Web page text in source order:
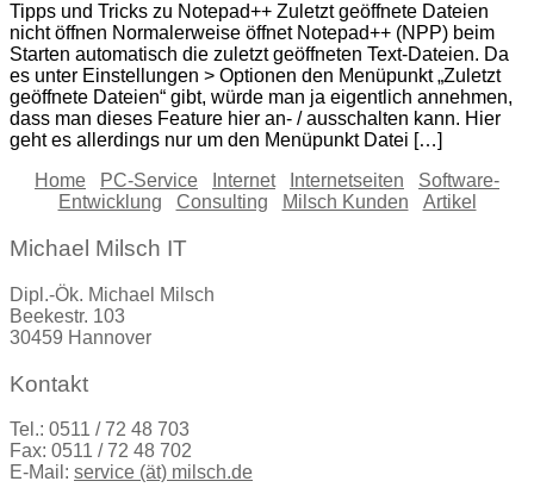
Tipps und Tricks zu Notepad++ Zuletzt geöffnete Dateien
nicht öffnen Normalerweise öffnet Notepad++ (NPP) beim
Starten automatisch die zuletzt geöffneten Text-Dateien. Da
es unter Einstellungen > Optionen den Menüpunkt „Zuletzt
geöffnete Dateien“ gibt, würde man ja eigentlich annehmen,
dass man dieses Feature hier an- / ausschalten kann. Hier
geht es allerdings nur um den Menüpunkt Datei […]
Home
PC-Service Internet Internetseiten
Software-
Entwicklung
Consulting Milsch Kunden Artikel
Michael Milsch IT
Dipl.-Ök. Michael Milsch
Beekestr. 103
30459 Hannover
Kontakt
Tel.: 0511 / 72 48 703
Fax: 0511 / 72 48 702
E-Mail: service (ät) milsch.de